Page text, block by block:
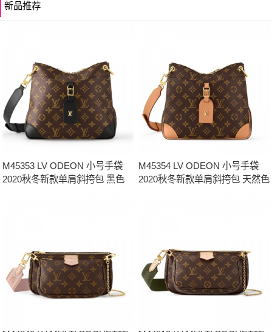
新品推荐
M45353 LV ODEON 小号手袋
2020秋冬新款单肩斜挎包 黑色
M45354 LV ODEON 小号手袋
2020秋冬新款单肩斜挎包 天然色